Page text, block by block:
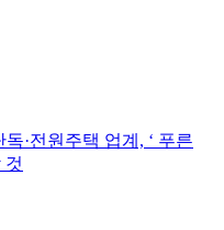
·전원주택 업계, ‘ 푸른
것